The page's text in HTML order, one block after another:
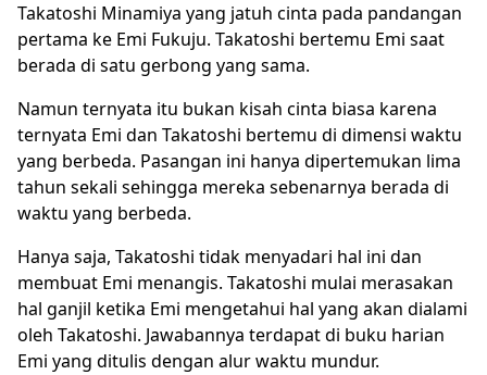
Takatoshi Minamiya yang jatuh cinta pada pandangan
pertama ke Emi Fukuju. Takatoshi bertemu Emi saat
berada di satu gerbong yang sama.
Namun ternyata itu bukan kisah cinta biasa karena
ternyata Emi dan Takatoshi bertemu di dimensi waktu
yang berbeda. Pasangan ini hanya dipertemukan lima
tahun sekali sehingga mereka sebenarnya berada di
waktu yang berbeda.
Hanya saja, Takatoshi tidak menyadari hal ini dan
membuat Emi menangis. Takatoshi mulai merasakan
hal ganjil ketika Emi mengetahui hal yang akan dialami
oleh Takatoshi. Jawabannya terdapat di buku harian
Emi yang ditulis dengan alur waktu mundur.